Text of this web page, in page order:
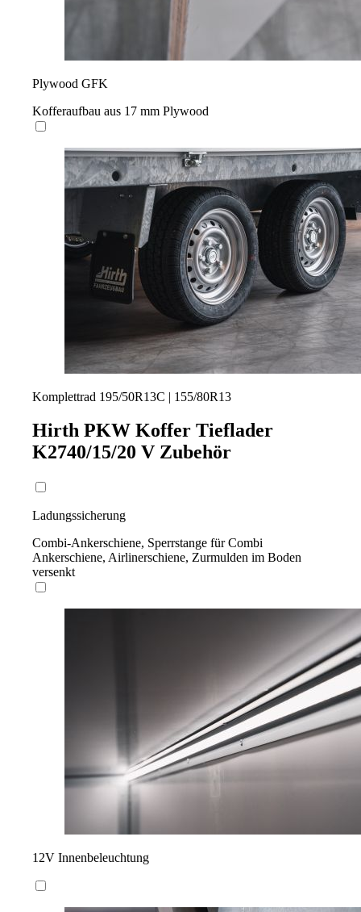
Plywood GFK
Kofferaufbau aus 17 mm Plywood
Komplettrad 195/50R13C | 155/80R13
Hirth PKW Koffer Tieflader
K2740/15/20 V Zubehör
Ladungssicherung
Combi-Ankerschiene, Sperrstange für Combi
Ankerschiene, Airlinerschiene, Zurmulden im Boden
versenkt
12V Innenbeleuchtung